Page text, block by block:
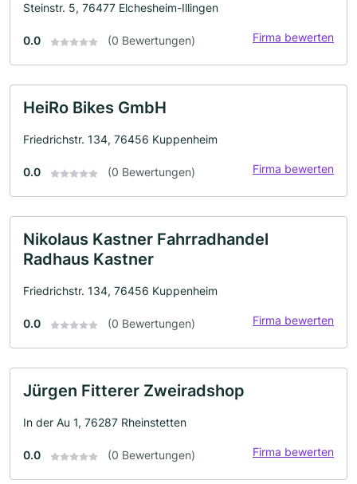
Steinstr. 5, 76477 Elchesheim-Illingen
0.0 (0 Bewertungen) Firma bewerten
HeiRo Bikes GmbH
Friedrichstr. 134, 76456 Kuppenheim
0.0 (0 Bewertungen) Firma bewerten
Nikolaus Kastner Fahrradhandel
Radhaus Kastner
Friedrichstr. 134, 76456 Kuppenheim
0.0 (0 Bewertungen) Firma bewerten
Jürgen Fitterer Zweiradshop
In der Au 1, 76287 Rheinstetten
0.0 (0 Bewertungen) Firma bewerten